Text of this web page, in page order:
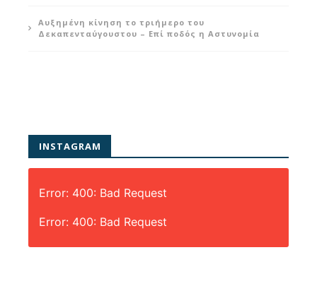
Αυξημένη κίνηση το τριήμερο του
Δεκαπενταύγουστου – Επί ποδός η Αστυνομία
INSTAGRAM
Error: 400: Bad Request
Error: 400: Bad Request